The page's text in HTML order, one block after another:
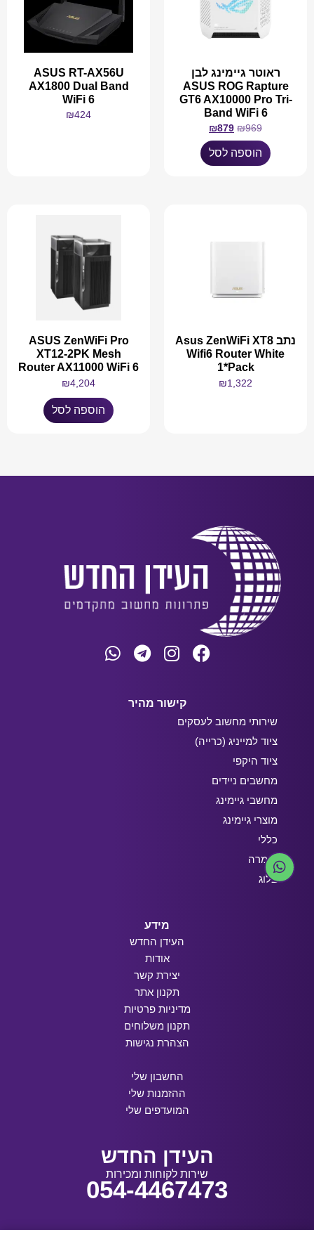
ראוטר גיימינג לבן
ASUS ROG Rapture
GT6 AX10000 Pro Tri-
Band WiFi 6
₪969
₪879
הוספה לסל
ASUS RT-AX56U
AX1800 Dual Band
WiFi 6
₪424
נתב Asus ZenWiFi XT8
Wifi6 Router White
1*Pack
₪1,322
ASUS ZenWiFi Pro
XT12-2PK Mesh
Router AX11000 WiFi 6
₪4,204
הוספה לסל
קישור מהיר
שירותי מחשוב לעסקים
ציוד למייניג (כרייה)
ציוד היקפי
מחשבים ניידים
מחשבי גיימינג
מוצרי גיימינג
כללי
חומרה
בלוג
מידע
העידן החדש
אודות
יצירת קשר
תקנון אתר
מדיניות פרטיות
תקנון משלוחים
הצהרת נגישות
החשבון שלי
ההזמנות שלי
המועדפים שלי
העידן החדש
שירות לקוחות ומכירות
054-4467473